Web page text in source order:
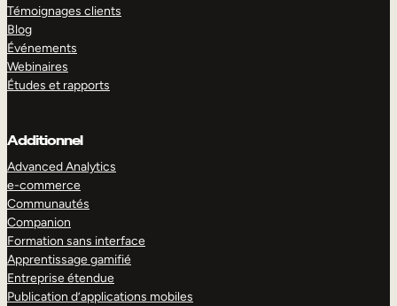
Témoignages clients
Blog
Événements
Webinaires
Études et rapports
Additionnel
Advanced Analytics
e-commerce
Communautés
Companion
Formation sans interface
Apprentissage gamifié
Entreprise étendue
Publication d’applications mobiles